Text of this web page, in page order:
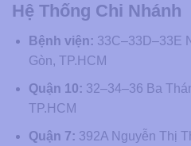
Hệ Thống Chi Nhánh
Bệnh viện: 33C–33D–33E
Gòn, TP.HCM
Quận 10: 32–34–36 Ba
TP.HCM
Quận 7: 392A Nguyễn Thị